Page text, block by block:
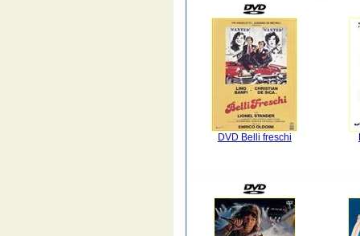
DVD Belli freschi